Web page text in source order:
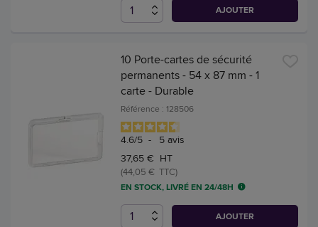
AJOUTER
10 Porte-cartes de sécurité
permanents - 54 x 87 mm - 1
carte - Durable
Référence : 128506
4.6/5 - 5 avis
37,65 € HT
(44,05 € TTC)
EN STOCK, LIVRÉ EN 24/48H
AJOUTER